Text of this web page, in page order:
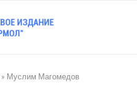
» Муслим Магомедов